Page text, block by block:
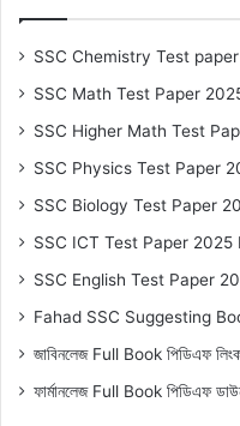
SSC Chemistry Test
SSC Math Test Paper
SSC Higher Math Test
SSC Physics Test Paper
SSC Biology Test Paper
SSC ICT Test Paper 2025
SSC English Test Paper
Fahad SSC Suggesting
জাবিনলেজ Full Book পিডিএফ
ফার্মানলেজ Full Book পিডিএফ